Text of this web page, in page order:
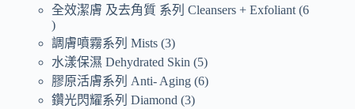
全效潔膚 及去角質 系列 Cleansers + Exfoliant 6
調膚噴霧系列 Mists 3
水漾保濕 Dehydrated Skin
5
膠原活膚系列 Anti- Aging 6
鑽光閃耀系列 Diamond 3